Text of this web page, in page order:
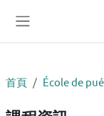
首頁 École de